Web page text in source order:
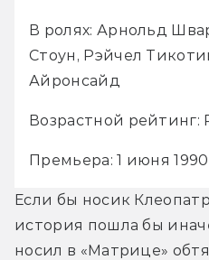
В ролях: Арнольд
Стоун, Рэйчел
Айронсайд
Возрастной рейтинг:
Премьера: 1 июня
Если бы носик
история пошла бы
носил в «Матрице»